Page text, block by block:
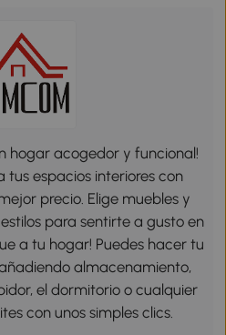
hogar acogedor y funcional!
tus espacios interiores con
precio. Elige muebles y
para sentirte a gusto en
a tu hogar! Puedes hacer tu
almacenamiento,
el dormitorio o cualquier
con unos simples clics.